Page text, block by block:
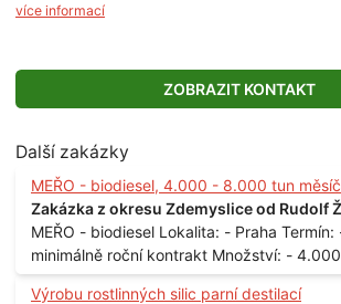
více informací
ZOBRAZIT KONTAKT
Další zakázky
MEŘO - biodiesel, 4.000 - 8.000 tun
Zakázka z okresu Zdemyslice od Rudolf
MEŘO - biodiesel Lokalita: - Praha Termín: - průběžně,
minimálně roční kontrakt Množství: - 4.000 - 8.000 tun
měsíčně
Výrobu rostlinných silic parní destilací